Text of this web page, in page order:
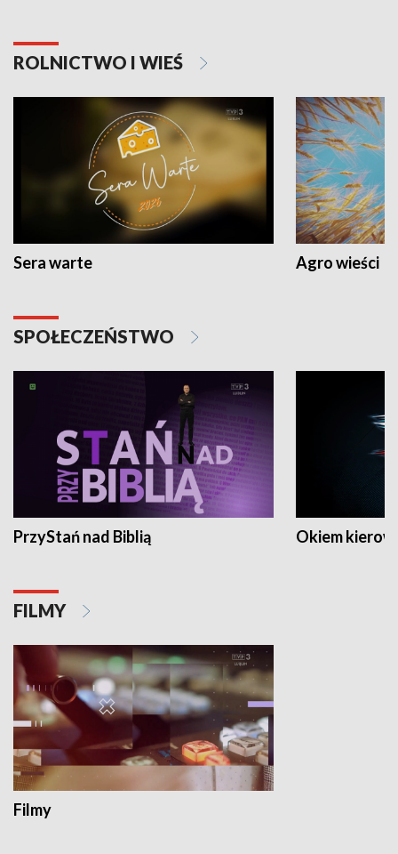
ROLNICTWO I WIEŚ
Sera warte Agro wieści
SPOŁECZEŃSTWO
PrzyStań nad Biblią Okiem
FILMY
Filmy